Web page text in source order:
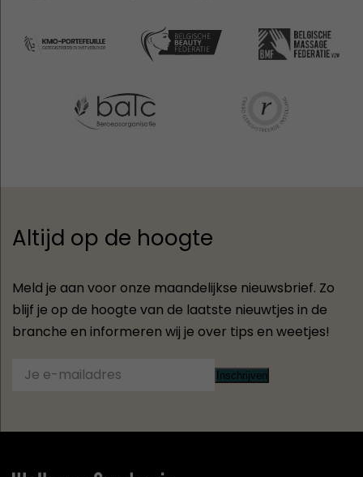
Altijd op de hoogte
Meld je aan voor onze maandelijkse nieuwsbrief. Zo
blijf je op de hoogte van de laatste nieuwtjes in de
branche en informeren wij je over tips en weetjes!
Inschrijven